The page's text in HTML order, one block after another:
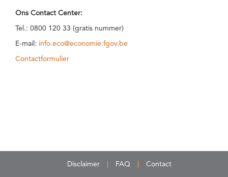
Ons Contact Center:
Tel.: 0800 120 33 (gratis nummer)
E-mail: info.eco@economie.fgov.be
Contactformulier
Disclaimer FAQ Contact